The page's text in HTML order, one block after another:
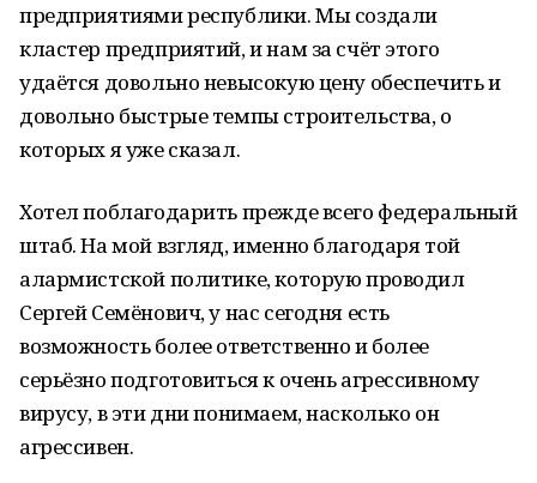
предприятиями республики. Мы создали
кластер предприятий, и нам за счёт этого
удаётся довольно невысокую цену обеспечить и
довольно быстрые темпы строительства, о
которых я уже сказал.
Хотел поблагодарить прежде всего федеральный
штаб. На мой взгляд, именно благодаря той
алармистской политике, которую проводил
Сергей Семёнович, у нас сегодня есть
возможность более ответственно и более
серьёзно подготовиться к очень агрессивному
вирусу, в эти дни понимаем, насколько он
агрессивен.